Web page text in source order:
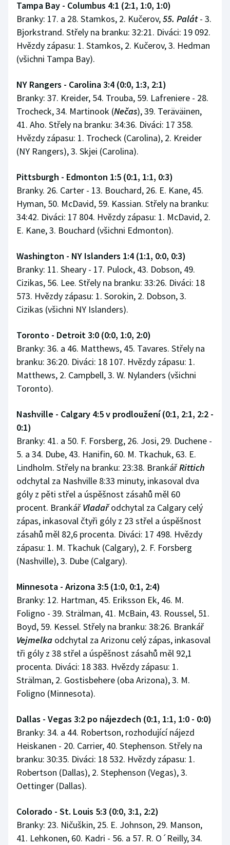
Tampa Bay - Columbus 4:1 (2:1, 1:0, 1:0)
Branky: 17. a 28. Stamkos, 2. Kučerov,55. Palát- 3.
Bjorkstrand. Střely na branku: 32:21. Diváci: 19 092.
Hvězdy zápasu: 1. Stamkos, 2. Kučerov, 3. Hedman
(všichni Tampa Bay).
NY Rangers - Carolina 3:4 (0:0, 1:3, 2:1)
Branky: 37. Kreider, 54. Trouba, 59. Lafreniere - 28.
Trocheck, 34. Martinook (Nečas), 39. Teräväinen,
41. Aho. Střely na branku: 34:36. Diváci: 17 358.
Hvězdy zápasu: 1. Trocheck (Carolina), 2. Kreider
(NY Rangers), 3. Skjei (Carolina).
Pittsburgh - Edmonton 1:5 (0:1, 1:1, 0:3)
Branky. 26. Carter - 13. Bouchard, 26. E. Kane, 45.
Hyman, 50. McDavid, 59. Kassian. Střely na branku:
34:42. Diváci: 17 804. Hvězdy zápasu: 1. McDavid, 2.
E. Kane, 3. Bouchard (všichni Edmonton).
Washington - NY Islanders 1:4 (1:1, 0:0, 0:3)
Branky: 11. Sheary - 17. Pulock, 43. Dobson, 49.
Cizikas, 56. Lee. Střely na branku: 33:26. Diváci: 18
573. Hvězdy zápasu: 1. Sorokin, 2. Dobson, 3.
Cizikas (všichni NY Islanders).
Toronto - Detroit 3:0 (0:0, 1:0, 2:0)
Branky: 36. a 46. Matthews, 45. Tavares. Střely na
branku: 36:20. Diváci: 18 107. Hvězdy zápasu: 1.
Matthews, 2. Campbell, 3. W. Nylanders (všichni
Toronto).
Nashville - Calgary 4:5 v prodloužení (0:1, 2:1, 2:2 -
0:1)
Branky: 41. a 50. F. Forsberg, 26. Josi, 29. Duchene -
5. a 34. Dube, 43. Hanifin, 60. M. Tkachuk, 63. E.
Lindholm. Střely na branku: 23:38. BrankářRittich
odchytal za Nashville 8:33 minuty, inkasoval dva
góly z pěti střel a úspěšnost zásahů měl 60
procent. Brankář Vladařodchytal za Calgary celý
zápas, inkasoval čtyři góly z 23 střel a úspěšnost
zásahů měl 82,6 procenta. Diváci: 17 498. Hvězdy
zápasu: 1. M. Tkachuk (Calgary), 2. F. Forsberg
(Nashville), 3. Dube (Calgary).
Minnesota - Arizona 3:5 (1:0, 0:1, 2:4)
Branky: 12. Hartman, 45. Eriksson Ek, 46. M.
Foligno - 39. Strälman, 41. McBain, 43. Roussel, 51.
Boyd, 59. Kessel. Střely na branku: 38:26. Brankář
Vejmelka odchytal za Arizonu celý zápas, inkasoval
tři góly z 38 střel a úspěšnost zásahů měl 92,1
procenta. Diváci: 18 383. Hvězdy zápasu: 1.
Strälman, 2. Gostisbehere (oba Arizona), 3. M.
Foligno (Minnesota).
Dallas - Vegas 3:2 po nájezdech (0:1, 1:1, 1:0 - 0:0)
Branky: 34. a 44. Robertson, rozhodující nájezd
Heiskanen - 20. Carrier, 40. Stephenson. Střely na
branku: 30:35. Diváci: 18 532. Hvězdy zápasu: 1.
Robertson (Dallas), 2. Stephenson (Vegas), 3.
Oettinger (Dallas).
Colorado - St. Louis 5:3 (0:0, 3:1, 2:2)
Branky: 23. Ničuškin, 25. E. Johnson, 29. Manson,
41. Lehkonen, 60. Kadri - 56. a 57. R. O´Reilly, 34.